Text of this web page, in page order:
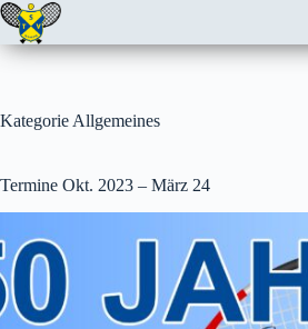
Zum
Inhalt
springen
Kategorie Allgemeines
Termine Okt. 2023 – März 24